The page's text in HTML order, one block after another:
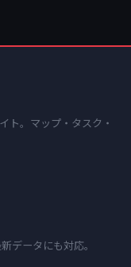
ト。マップ・タスク・
データにも対応。